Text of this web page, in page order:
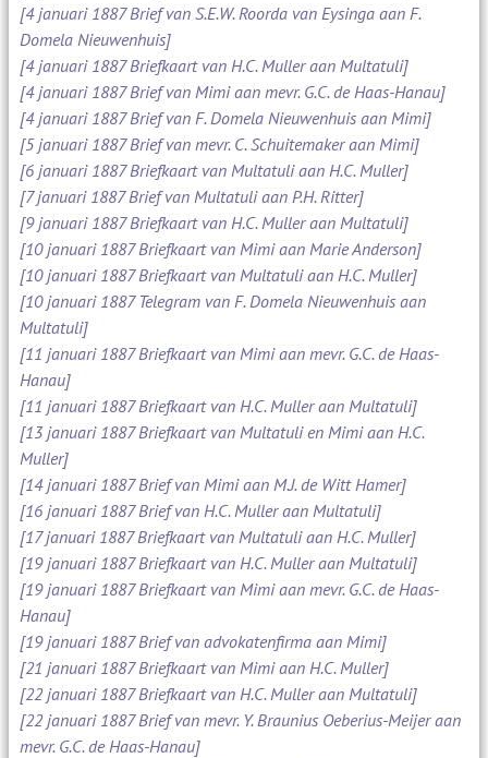
[4 januari 1887 Brief van S.E.W. Roorda van Eysinga aan F.
Domela Nieuwenhuis]
[4 januari 1887 Briefkaart van H.C. Muller aan Multatuli]
[4 januari 1887 Brief van Mimi aan mevr. G.C. de Haas-Hanau]
[4 januari 1887 Brief van F. Domela Nieuwenhuis aan Mimi]
[5 januari 1887 Brief van mevr. C. Schuitemaker aan Mimi]
[6 januari 1887 Briefkaart van Multatuli aan H.C. Muller]
[7 januari 1887 Brief van Multatuli aan P.H. Ritter]
[9 januari 1887 Briefkaart van H.C. Muller aan Multatuli]
[10 januari 1887 Briefkaart van Mimi aan Marie Anderson]
[10 januari 1887 Briefkaart van Multatuli aan H.C. Muller]
[10 januari 1887 Telegram van F. Domela Nieuwenhuis aan
Multatuli]
[11 januari 1887 Briefkaart van Mimi aan mevr. G.C. de Haas-
Hanau]
[11 januari 1887 Briefkaart van H.C. Muller aan Multatuli]
[13 januari 1887 Briefkaart van Multatuli en Mimi aan H.C.
Muller]
[14 januari 1887 Brief van Mimi aan M.J. de Witt Hamer]
[16 januari 1887 Brief van H.C. Muller aan Multatuli]
[17 januari 1887 Briefkaart van Multatuli aan H.C. Muller]
[19 januari 1887 Briefkaart van H.C. Muller aan Multatuli]
[19 januari 1887 Briefkaart van Mimi aan mevr. G.C. de Haas-
Hanau]
[19 januari 1887 Brief van advokatenfirma aan Mimi]
[21 januari 1887 Briefkaart van Mimi aan H.C. Muller]
[22 januari 1887 Briefkaart van H.C. Muller aan Multatuli]
[22 januari 1887 Brief van mevr. Y. Braunius Oeberius-Meijer aan
mevr. G.C. de Haas-Hanau]